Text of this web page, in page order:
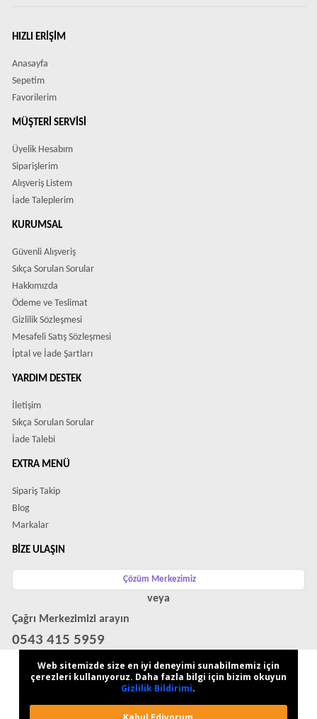
HIZLI ERIŞIM
Anasayfa
Sepetim
Favorilerim
MÜŞTERI SERVISI
Üyelik Hesabım
Siparişlerim
Alışveriş Listem
İade Taleplerim
KURUMSAL
Güvenli Alışveriş
Sıkça Sorulan Sorular
Hakkımızda
Ödeme ve Teslimat
Gizlilik Sözleşmesi
Mesafeli Satış Sözleşmesi
İptal ve İade Şartları
YARDIM DESTEK
İletişim
Sıkça Sorulan Sorular
İade Talebi
EXTRA MENÜ
Sipariş Takip
Blog
Markalar
BIZE ULAŞIN
Çözüm Merkezimiz
veya
Çağrı Merkezimizi arayın
0543 415 5959
WhatsApp Destek Hattı
Web sitemizde size en iyi deneyimi sunabilmemiz için
çerezleri kullanıyoruz. Daha fazla bilgi için bizim okuyun
Gizlilik Bildirimi.